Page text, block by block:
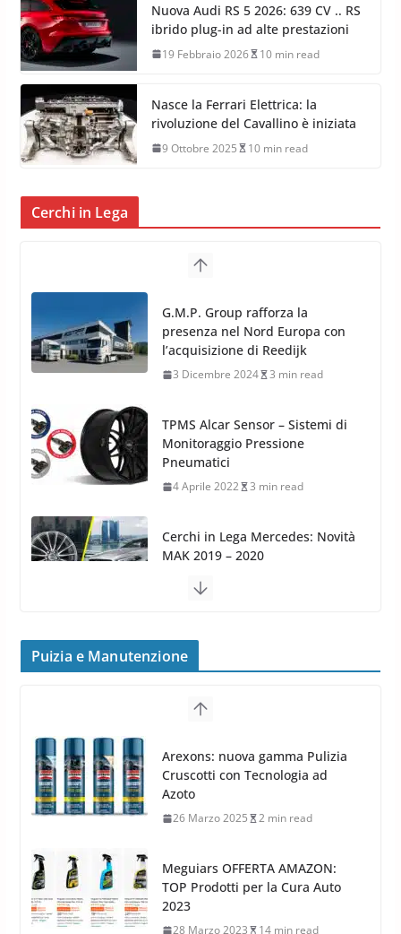
Nuova Audi RS 5 2026: 639 CV .. RS
ibrido plug-in ad alte prestazioni
19 Febbraio 2026 10 min read
Nasce la Ferrari Elettrica: la
rivoluzione del Cavallino è iniziata
9 Ottobre 2025 10 min read
Cerchi in Lega
TPMS Alcar Sensor – Sistemi di
Monitoraggio Pressione
Pneumatici
4 Aprile 2022 3 min read
Cerchi in Lega Mercedes: Novità
MAK 2019 – 2020
16 Settembre 2019
MAK FIVESTAR (2019)
24 Luglio 2019 1 min read
8 Aprile 2026 7 min read
l’acquisizione di Reedijk
3 Dicembre 2024 3 min read
Puizia e Manutenzione
Meguiars OFFERTA AMAZON:
TOP Prodotti per la Cura Auto
2023
28 Marzo 2023 14 min read
Bidone Aspiratutto: i 10 Migliori
Bidoni per la Pulizia Auto
6 Maggio 2022